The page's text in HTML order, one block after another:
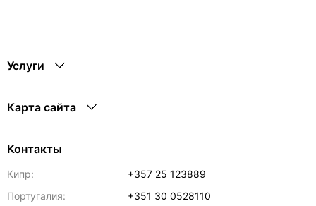
Услуги
Карта сайта
Контакты
Кипр:
+357 25 123889
Португалия:
+351 30 0528110